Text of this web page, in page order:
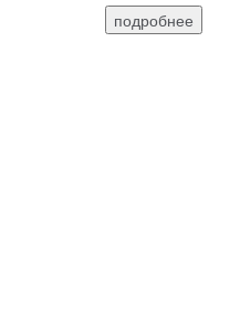
подробнее